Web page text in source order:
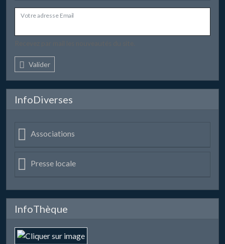
Votre adresse Email
Valider
InfoDiverses
Associations
Presse locale
InfoThèque